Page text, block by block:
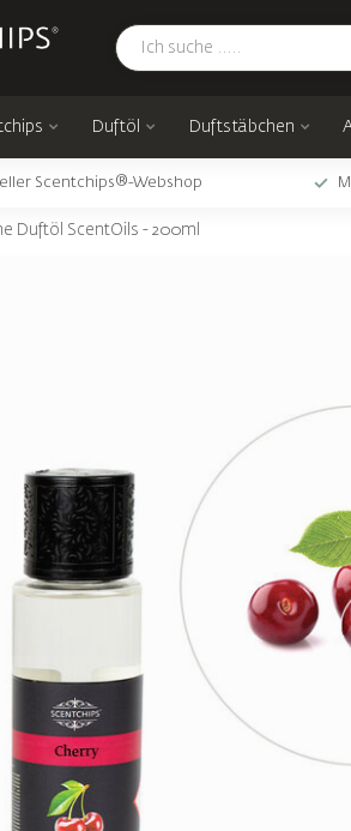
Duftöl Duftstäbchen
Scentchips®-Webshop
Duftöl ScentOils - 200ml